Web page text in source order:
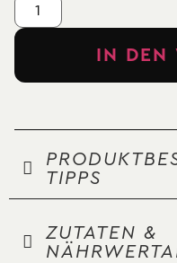
IN DEN
TIPPS
ZUTATEN &